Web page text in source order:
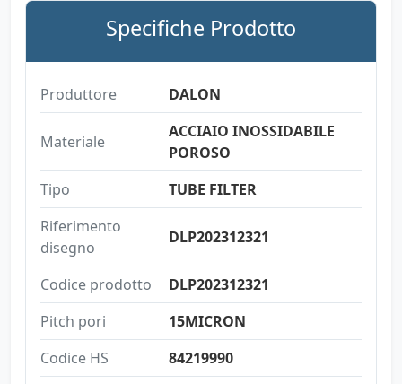
Specifiche Prodotto
Produttore DALON
Materiale
ACCIAIO INOSSIDABILE
POROSO
Tipo
TUBE FILTER
Riferimento
disegno
DLP202312321
Codice prodotto
DLP202312321
Pitch pori
15MICRON
Codice HS
84219990